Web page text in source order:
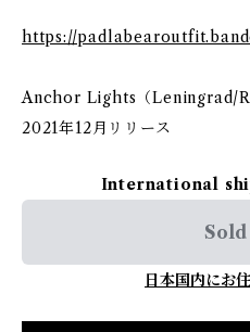
https://
Anchor Lights（Leningrad/
2021年12月リリース
International
日本国内にお